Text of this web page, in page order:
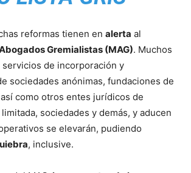
reformas tienen en alerta al
Gremialistas (MAG). Muchos
de incorporación y
sociedades anónimas, fundaciones de
como otros entes jurídicos de
sociedades y demás, y aducen
se elevarán, pudiendo
, inclusive.